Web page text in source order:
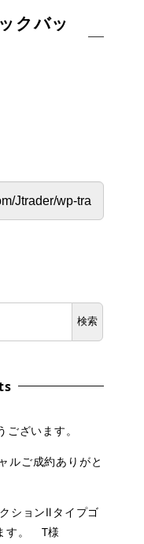
クバッ
検索
ざいます。
ルご成約ありがと
ションⅡタイプゴ
す。 T様